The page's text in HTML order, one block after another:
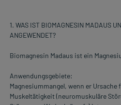
1. WAS IST BIOMAGNESIN MADAUS
ANGEWENDET?
Biomagnesin Madaus ist ein
Anwendungsgebiete:
Magnesiummangel, wenn er Ursache
Muskeltätigkeit (neuromuskuläre